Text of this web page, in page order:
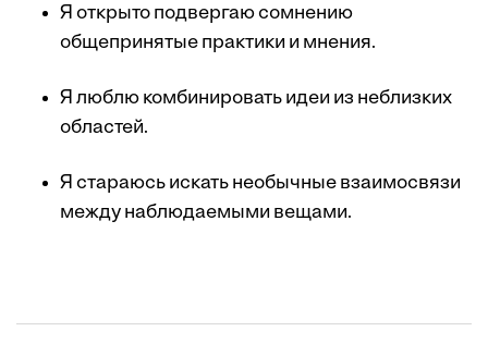
Я открыто подвергаю сомнению
общепринятые практики и мнения.
Я люблю комбинировать идеи из неблизких
областей.
Я стараюсь искать необычные взаимосвязи
между наблюдаемыми вещами.